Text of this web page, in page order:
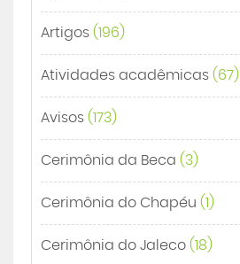
Artigos (196)
Atividades acadêmicas (67)
Avisos (173)
Cerimônia da Beca (3)
Cerimônia do Chapéu (1)
Cerimônia do Jaleco (18)